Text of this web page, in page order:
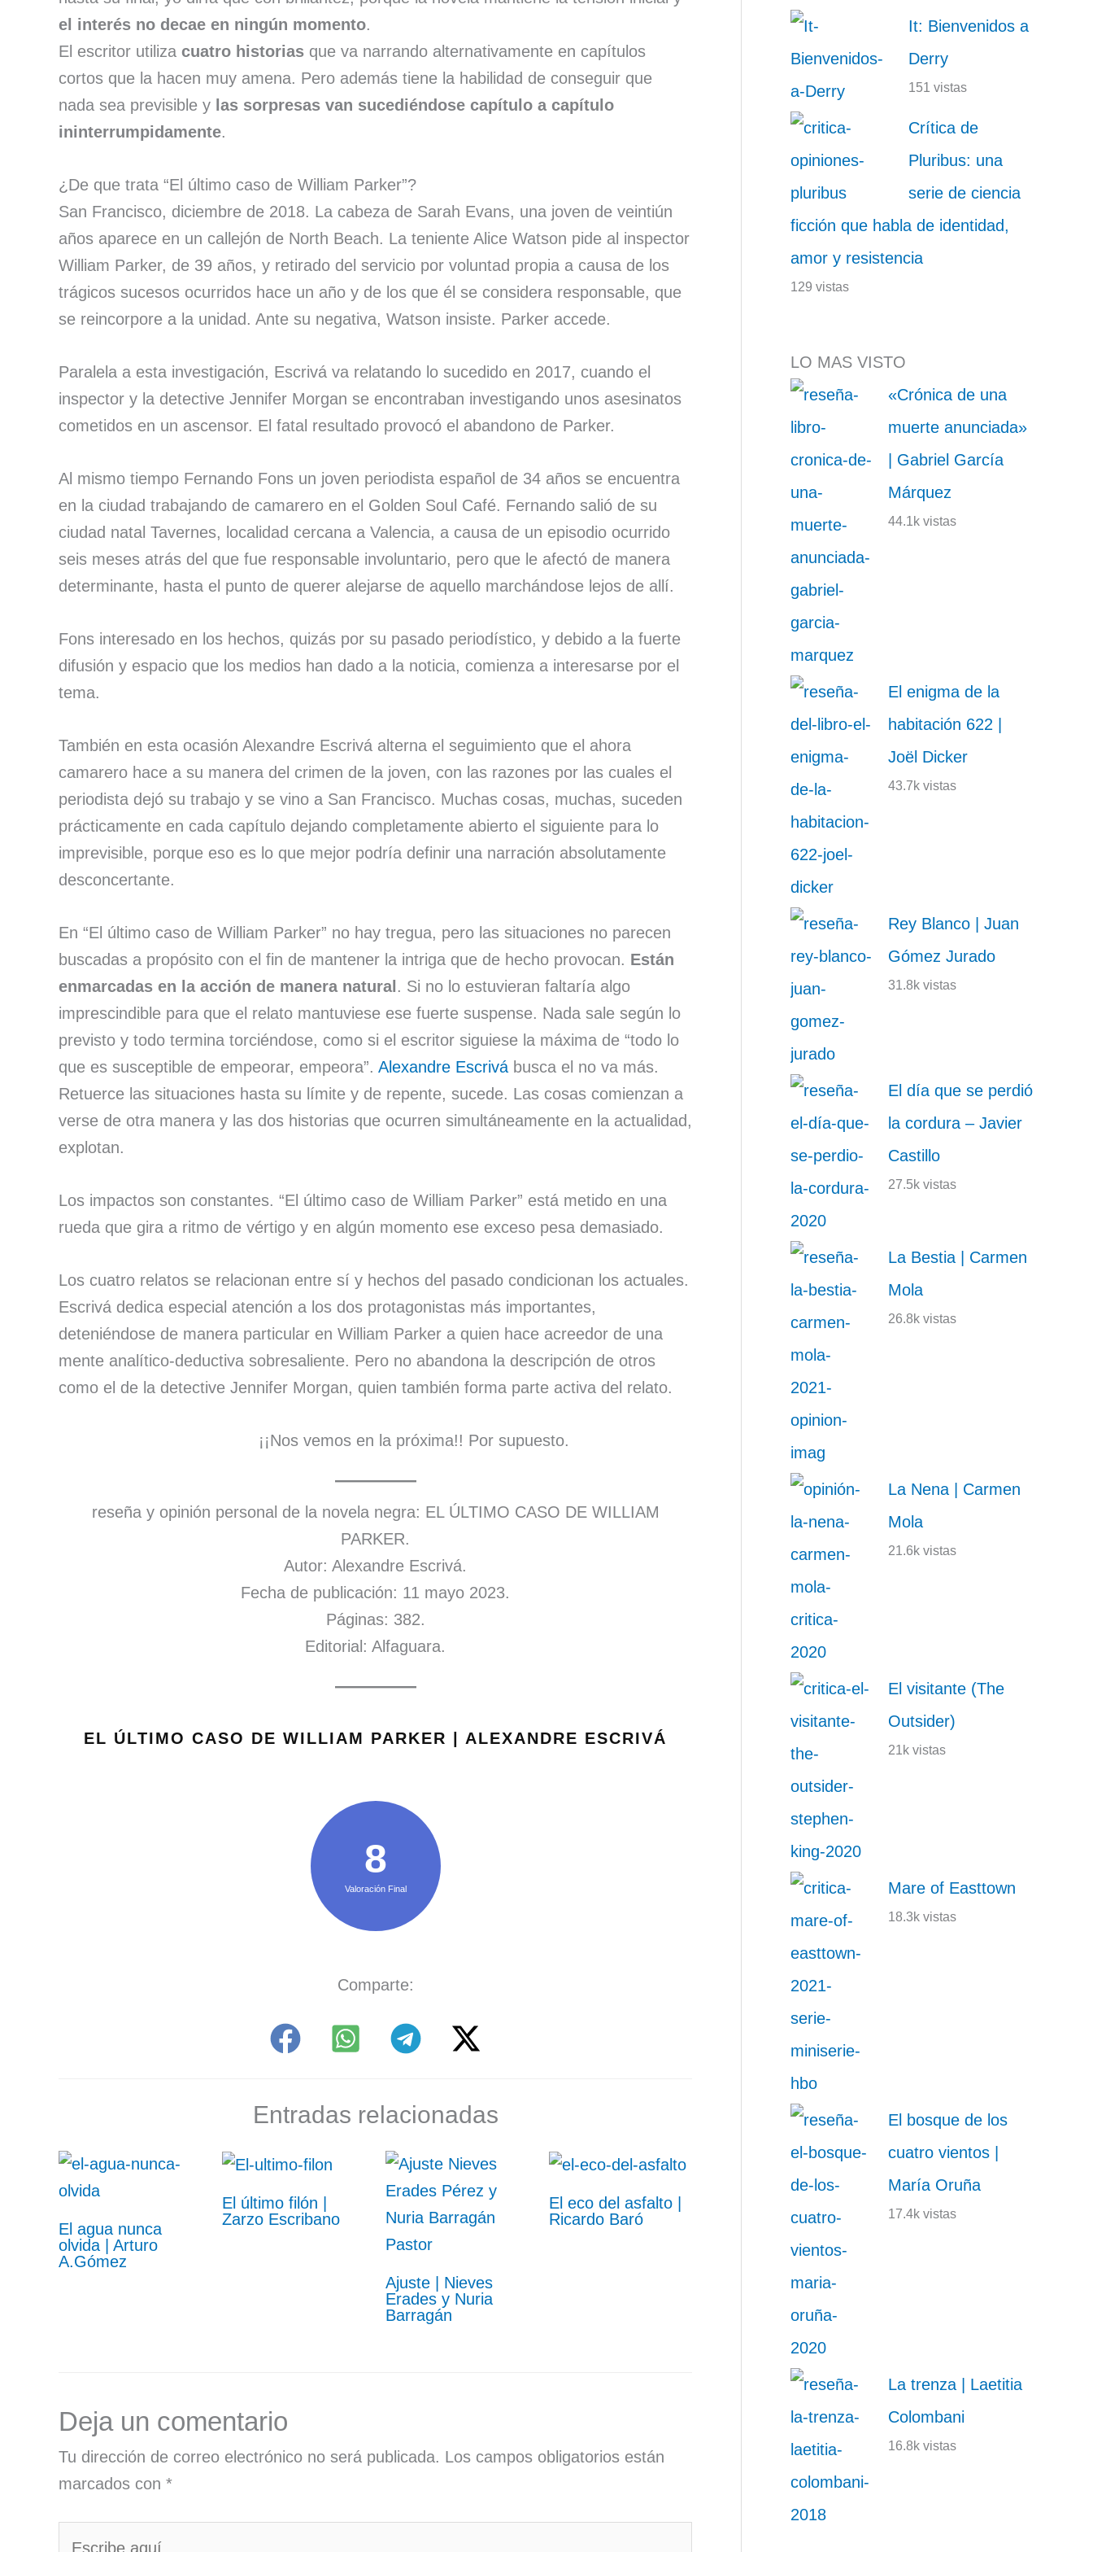
el interés no decae en ningún momento.
El escritor utiliza cuatro historias que va narrando alternativamente en capítulos
cortos que la hacen muy amena. Pero además tiene la habilidad de conseguir que
nada sea previsible y las sorpresas van sucediéndose capítulo a capítulo
ininterrumpidamente.
¿De que trata “El último caso de William Parker”?
San Francisco, diciembre de 2018. La cabeza de Sarah Evans, una joven de veintiún
años aparece en un callejón de North Beach. La teniente Alice Watson pide al inspector
William Parker, de 39 años, y retirado del servicio por voluntad propia a causa de los
trágicos sucesos ocurridos hace un año y de los que él se considera responsable, que
se reincorpore a la unidad. Ante su negativa, Watson insiste. Parker accede.
Paralela a esta investigación, Escrivá va relatando lo sucedido en 2017, cuando el
inspector y la detective Jennifer Morgan se encontraban investigando unos asesinatos
cometidos en un ascensor. El fatal resultado provocó el abandono de Parker.
Al mismo tiempo Fernando Fons un joven periodista español de 34 años se encuentra
en la ciudad trabajando de camarero en el Golden Soul Café. Fernando salió de su
ciudad natal Tavernes, localidad cercana a Valencia, a causa de un episodio ocurrido
seis meses atrás del que fue responsable involuntario, pero que le afectó de manera
determinante, hasta el punto de querer alejarse de aquello marchándose lejos de allí.
Fons interesado en los hechos, quizás por su pasado periodístico, y debido a la fuerte
difusión y espacio que los medios han dado a la noticia, comienza a interesarse por el
tema.
También en esta ocasión Alexandre Escrivá alterna el seguimiento que el ahora
camarero hace a su manera del crimen de la joven, con las razones por las cuales el
periodista dejó su trabajo y se vino a San Francisco. Muchas cosas, muchas, suceden
prácticamente en cada capítulo dejando completamente abierto el siguiente para lo
imprevisible, porque eso es lo que mejor podría definir una narración absolutamente
desconcertante.
En “El último caso de William Parker” no hay tregua, pero las situaciones no parecen
buscadas a propósito con el fin de mantener la intriga que de hecho provocan. Están
enmarcadas en la acción de manera natural . Si no lo estuvieran faltaría algo
imprescindible para que el relato mantuviese ese fuerte suspense. Nada sale según lo
previsto y todo termina torciéndose, como si el escritor siguiese la máxima de “todo lo
que es susceptible de empeorar, empeora”. Alexandre Escrivá busca el no va más.
Retuerce las situaciones hasta su límite y de repente, sucede. Las cosas comienzan a
verse de otra manera y las dos historias que ocurren simultáneamente en la actualidad,
explotan.
Los impactos son constantes. “El último caso de William Parker” está metido en una
rueda que gira a ritmo de vértigo y en algún momento ese exceso pesa demasiado.
Los cuatro relatos se relacionan entre sí y hechos del pasado condicionan los actuales.
Escrivá dedica especial atención a los dos protagonistas más importantes,
deteniéndose de manera particular en William Parker a quien hace acreedor de una
mente analítico-deductiva sobresaliente. Pero no abandona la descripción de otros
como el de la detective Jennifer Morgan, quien también forma parte activa del relato.
¡¡Nos vemos en la próxima!! Por supuesto.
reseña y opinión personal de la novela negra: EL ÚLTIMO CASO DE WILLIAM
PARKER.
Autor: Alexandre Escrivá.
Fecha de publicación: 11 mayo 2023.
Páginas: 382.
Editorial: Alfaguara.
EL ÚLTIMO CASO DE WILLIAM PARKER | ALEXANDRE ESCRIVÁ
8
Valoración Final
Comparte:
Entradas relacionadas
El agua nunca
olvida | Arturo
A.Gómez
El último filón |
Zarzo Escribano
Ajuste | Nieves
Erades y Nuria
Barragán
El eco del asfalto |
Ricardo Baró
Deja un comentario
Tu dirección de correo electrónico no será publicada. Los campos obligatorios están
marcados con *
It: Bienvenidos a
Derry
151 vistas
Crítica de
Pluribus: una
serie de ciencia
ficción que habla de identidad,
amor y resistencia
129 vistas
LO MAS VISTO
«Crónica de una
muerte anunciada»
| Gabriel García
Márquez
44.1k vistas
El enigma de la
habitación 622 |
Joël Dicker
43.7k vistas
Rey Blanco | Juan
Gómez Jurado
31.8k vistas
El día que se perdió
la cordura – Javier
Castillo
27.5k vistas
La Bestia | Carmen
Mola
26.8k vistas
La Nena | Carmen
Mola
21.6k vistas
El visitante (The
Outsider)
21k vistas
Mare of Easttown
18.3k vistas
El bosque de los
cuatro vientos |
María Oruña
17.4k vistas
La trenza | Laetitia
Colombani
16.8k vistas